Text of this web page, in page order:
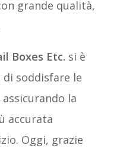
grande qualità,
Boxes Etc. si è
soddisfare le
la
accurata
Oggi, grazie